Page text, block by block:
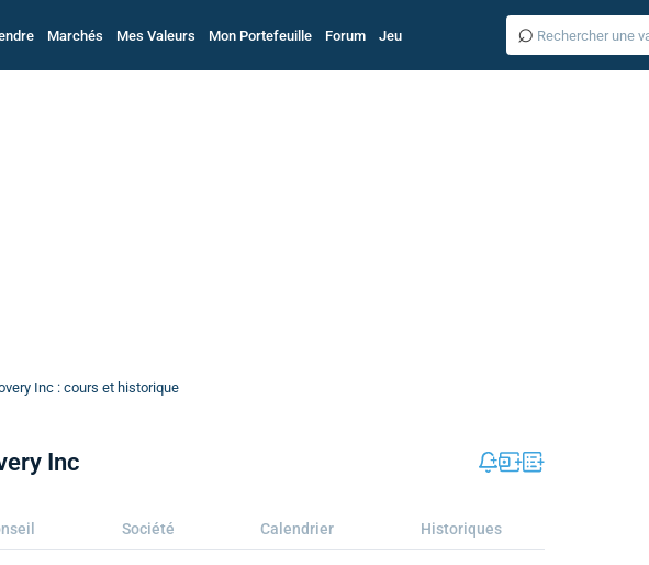
Marchés Mes Valeurs Mon Portefeuille Forum Jeu ⌕
Inc : cours et historique
Inc
Société Calendrier Historiques